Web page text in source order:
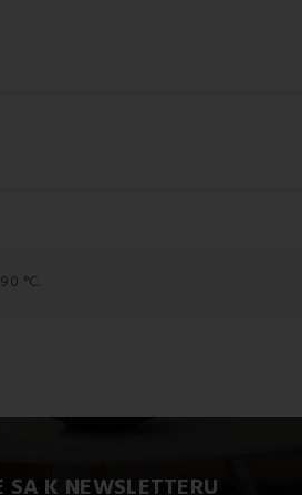
°C.
SA K NEWSLETTERU